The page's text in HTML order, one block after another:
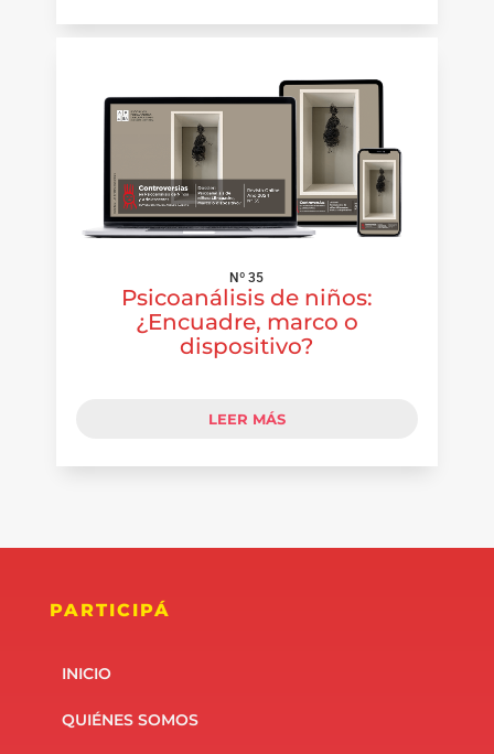
Nº 35
Psicoanálisis de niños:
¿Encuadre, marco o
dispositivo?
LEER MÁS
PARTICIPÁ
INICIO
QUIÉNES SOMOS